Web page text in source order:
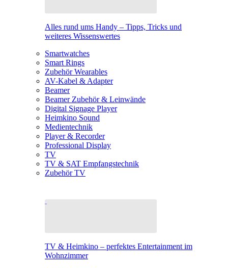
Alles rund ums Handy – Tipps, Tricks und
weiteres Wissenswertes
Smartwatches
Smart Rings
Zubehör Wearables
AV-Kabel & Adapter
Beamer
Beamer Zubehör & Leinwände
Digital Signage Player
Heimkino Sound
Medientechnik
Player & Recorder
Professional Display
TV
TV & SAT Empfangstechnik
Zubehör TV
TV & Heimkino – perfektes Entertainment im
Wohnzimmer